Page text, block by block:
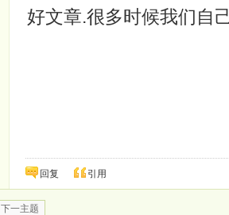
好文章.很多时候我们自
回复 引用
下一主题